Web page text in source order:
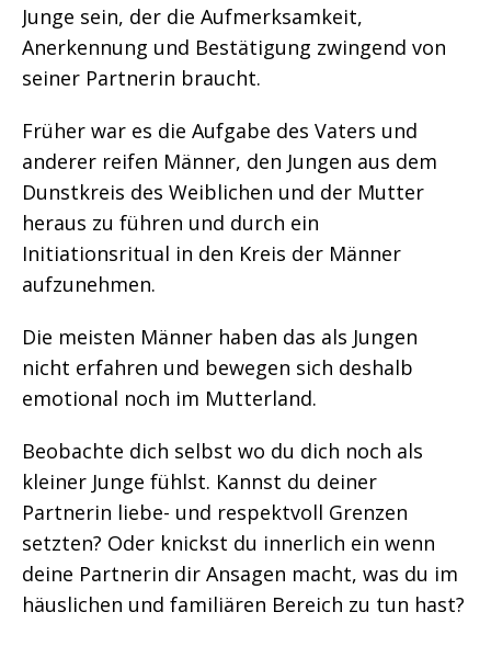
Junge sein, der die Aufmerksamkeit,
Anerkennung und Bestätigung zwingend von
seiner Partnerin braucht.
Früher war es die Aufgabe des Vaters und
anderer reifen Männer, den Jungen aus dem
Dunstkreis des Weiblichen und der Mutter
heraus zu führen und durch ein
Initiationsritual in den Kreis der Männer
aufzunehmen.
Die meisten Männer haben das als Jungen
nicht erfahren und bewegen sich deshalb
emotional noch im Mutterland.
Beobachte dich selbst wo du dich noch als
kleiner Junge fühlst. Kannst du deiner
Partnerin liebe- und respektvoll Grenzen
setzten? Oder knickst du innerlich ein wenn
deine Partnerin dir Ansagen macht, was du im
häuslichen und familiären Bereich zu tun hast?